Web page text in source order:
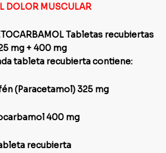
DOLOR MUSCULAR
Tabletas recubiertas
mg + 400 mg
tableta recubierta contiene:
(Paracetamol) 325 mg
400 mg
recubierta